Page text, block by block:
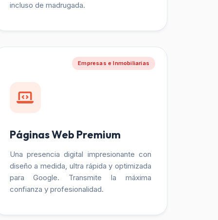
incluso de madrugada.
Empresas e Inmobiliarias
Páginas Web Premium
Una presencia digital impresionante con
diseño a medida, ultra rápida y optimizada
para Google. Transmite la máxima
confianza y profesionalidad.